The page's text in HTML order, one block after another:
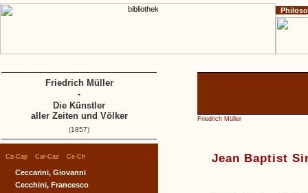
Friedrich Müller
Jean Baptist
Ca-Cap Car-Caz Ce-Ch
Ceccarini, Giovanni
Cecchini, Francesco
Friedrich Müller
-
Die Künstler
aller Zeiten und Völker
(1857)